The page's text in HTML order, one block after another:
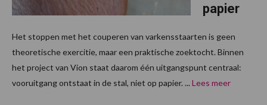
papier
Het stoppen met het couperen van varkensstaarten is geen
theoretische exercitie, maar een praktische zoektocht. Binnen
het project van Vion staat daarom één uitgangspunt centraal:
vooruitgang ontstaat in de stal, niet op papier. ... Lees meer